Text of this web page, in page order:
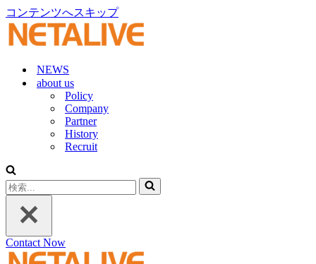
コンテンツへスキップ
NEWS
about us
Policy
Company
Partner
History
Recruit
検
索...
Contact Now